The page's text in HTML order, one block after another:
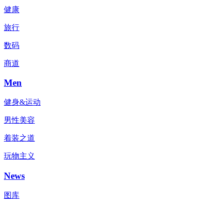
健康
旅行
数码
商道
Men
健身&运动
男性美容
着装之道
玩物主义
News
图库